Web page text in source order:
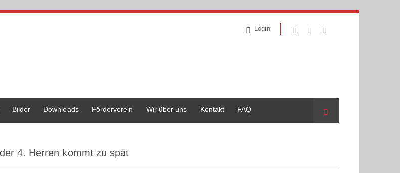
Login
Bilder Downloads Förderverein Wir über uns Kontakt FAQ Suche
4. Herren kommt zu spät